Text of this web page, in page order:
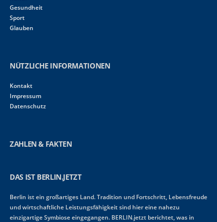
Gesundheit
Sport
Glauben
NÜTZLICHE INFORMATIONEN
Kontakt
Impressum
Datenschutz
ZAHLEN & FAKTEN
DAS IST BERLIN.JETZT
Berlin ist ein großartiges Land. Tradition und Fortschritt, Lebensfreude
und wirtschaftliche Leistungsfähigkeit sind hier eine nahezu
einzigartige Symbiose eingegangen. BERLIN.jetzt berichtet, was in